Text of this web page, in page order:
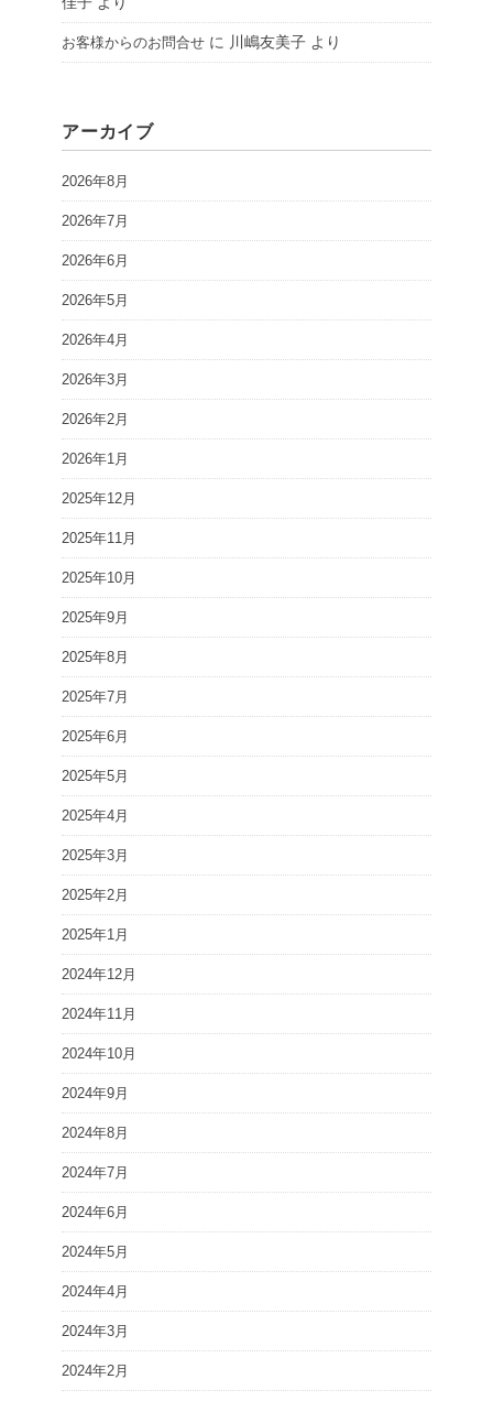
お客様からのお問合せ に 川嶋友美子 より
アーカイブ
2026年8月
2026年7月
2026年6月
2026年5月
2026年4月
2026年3月
2026年2月
2026年1月
2025年12月
2025年11月
2025年10月
2025年9月
2025年8月
2025年7月
2025年6月
2025年5月
2025年4月
2025年3月
2025年2月
2025年1月
2024年12月
2024年11月
2024年10月
2024年9月
2024年8月
2024年7月
2024年6月
2024年5月
2024年4月
2024年3月
2024年2月